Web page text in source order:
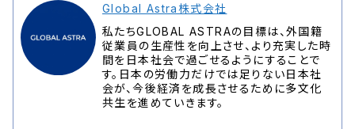
Global Astra株式会社
私たちGLOBAL ASTRAの目標は、外国籍
従業員の生産性を向上させ、より充実した時
間を日本社会で過ごせるようにすることで
す。日本の労働力だけでは足りない日本社
会が、今後経済を成長させるために多文化
共生を進めていきます。